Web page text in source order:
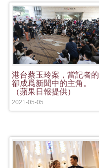
港台蔡玉玲案，當記者的
卻成爲新聞中的主角。
（蘋果日報提供）
2021-05-05